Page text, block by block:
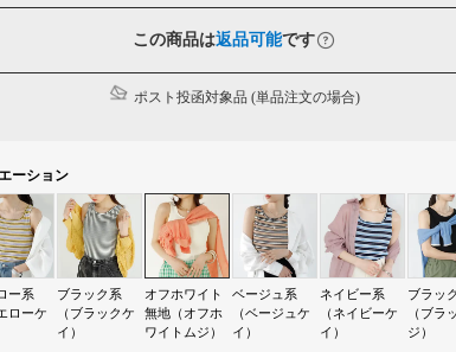
この商品は返品可能です
ポスト投函対象品 (単品注文の場合)
ーション
ー系
ローケ
ブラック系
（ブラックケ
イ）
オフホワイト
無地（オフホ
ワイトムジ）
ベージュ系
（ベージュケ
イ）
ネイビー系
（ネイビーケ
イ）
ブラッ
（ブラ
ジ）